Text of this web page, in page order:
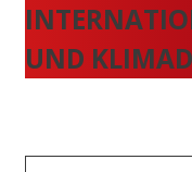
UND